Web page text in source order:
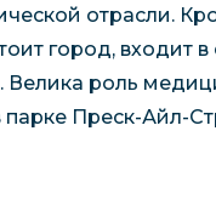
отрасли.
город, входит в
роль
Преск-Айл-